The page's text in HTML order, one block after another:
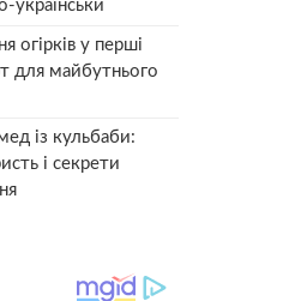
українськи
огірків у перші
для майбутнього
із кульбаби:
і секрети